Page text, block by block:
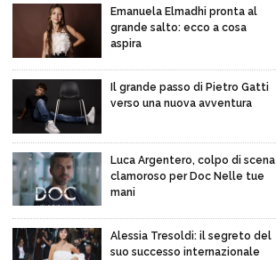
Emanuela Elmadhi pronta al
grande salto: ecco a cosa
aspira
Il grande passo di Pietro Gatti
verso una nuova avventura
Luca Argentero, colpo di scena
clamoroso per Doc Nelle tue
mani
Alessia Tresoldi: il segreto del
suo successo internazionale